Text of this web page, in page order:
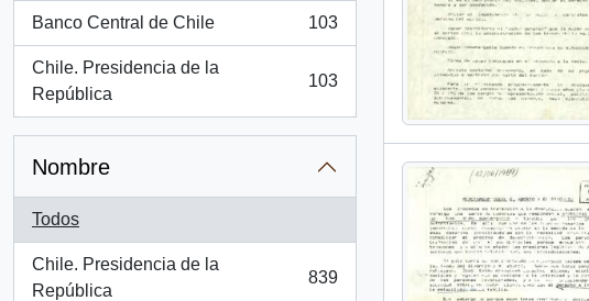
Banco Central de Chile
, 103 resultados
103
Chile. Presidencia de la
República
, 103 resultados
103
Nombre
Todos
Chile. Presidencia de la
República
, 839 resultados
839